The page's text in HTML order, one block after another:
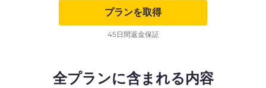
プランを取得
45日間返金保証
全プランに含まれる内容